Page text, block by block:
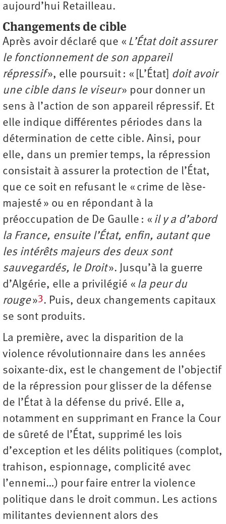
aujourd’hui Retailleau.
Changements de cible
Après avoir déclaré que « L’État doit assurer
le fonctionnement de son appareil
répressif», elle poursuit : « [L’État] doit avoir
une cible dans le viseur» pour donner un
sens à l’action de son appareil répressif. Et
elle indique différentes périodes dans la
détermination de cette cible. Ainsi, pour
elle, dans un premier temps, la répression
consistait à assurer la protection de l’État,
que ce soit en refusant le « crime de lèse-
majesté » ou en répondant à la
préoccupation de De Gaulle : « il y a d’abord
la France, ensuite l’État, enfin, autant que
les intérêts majeurs des deux sont
sauvegardés, le Droit». Jusqu’à la guerre
d’Algérie, elle a privilégié « la peur du
rouge»3. Puis, deux changements capitaux
se sont produits.
La première, avec la disparition de la
violence révolutionnaire dans les années
soixante-dix, est le changement de l’objectif
de la répression pour glisser de la défense
de l’État à la défense du privé. Elle a,
notamment en supprimant en France la Cour
de sûreté de l’État, supprimé les lois
d’exception et les délits politiques (complot,
trahison, espionnage, complicité avec
l’ennemi…) pour faire entrer la violence
politique dans le droit commun. Les actions
militantes deviennent alors des